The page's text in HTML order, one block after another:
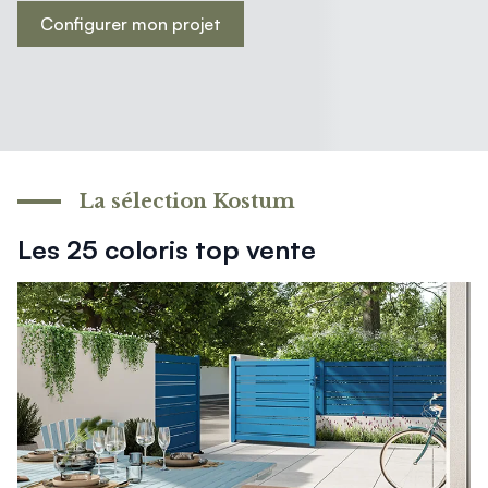
Accès ProConfigurer mon projet
Les 25 coloris top vente
La sélection Kostum